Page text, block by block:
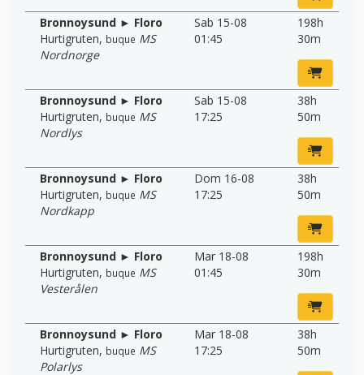
Bronnoysund ► Floro
Hurtigruten, buque MS
Nordnorge
Sab 15-08
01:45
198h
30m
Bronnoysund ► Floro
Hurtigruten, buque MS
Nordlys
Sab 15-08
17:25
38h
50m
Bronnoysund ► Floro
Hurtigruten, buque MS
Nordkapp
Dom 16-08
17:25
38h
50m
Bronnoysund ► Floro
Hurtigruten, buque MS
Vesterålen
Mar 18-08
01:45
198h
30m
Bronnoysund ► Floro
Hurtigruten, buque MS
Polarlys
Mar 18-08
17:25
38h
50m